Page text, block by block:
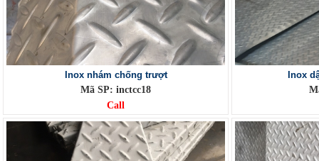
Inox nhám chống trượt
Mã SP: inctcc18
Call
Inox